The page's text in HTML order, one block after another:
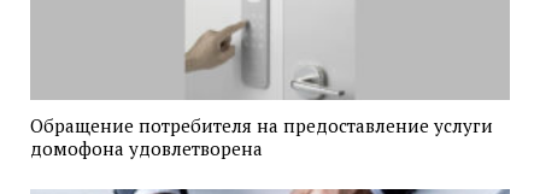
Обращение потребителя на предоставление услуги
домофона удовлетворена